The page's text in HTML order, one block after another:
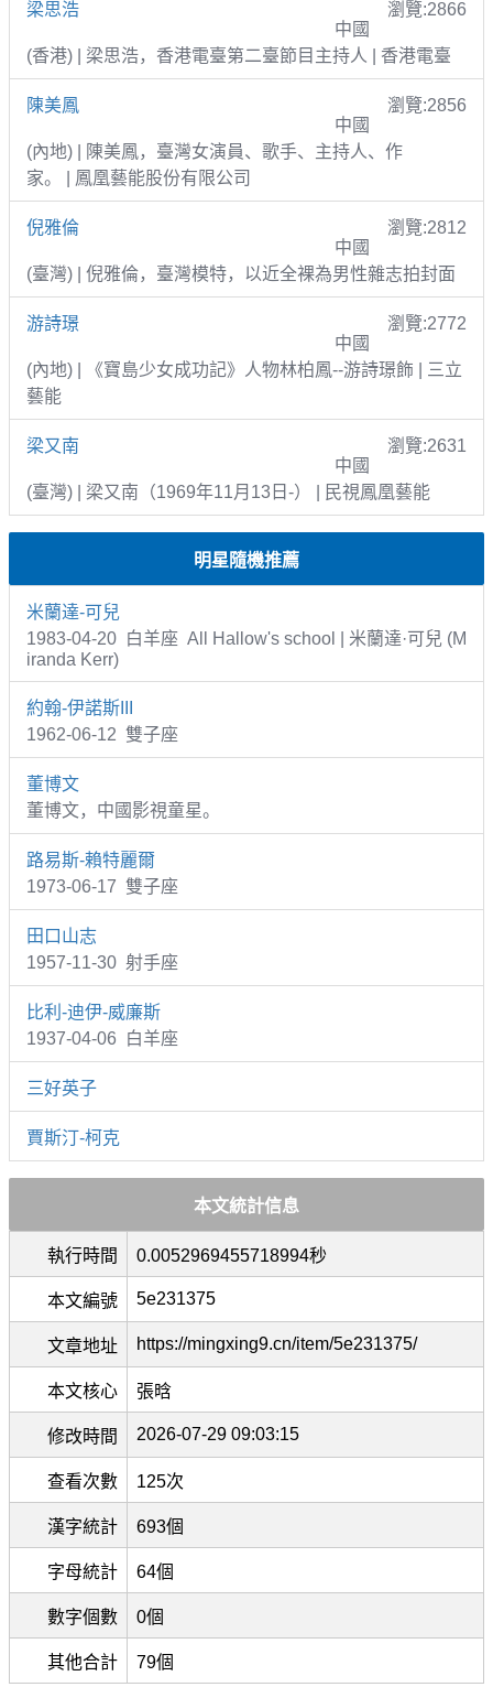
梁思浩
瀏覽:2866
中國
(香港) | 梁思浩，香港電臺第二臺節目主持人 | 香港電臺
陳美鳳
瀏覽:2856
中國
(內地) | 陳美鳳，臺灣女演員、歌手、主持人、作
家。 | 鳳凰藝能股份有限公司
倪雅倫
瀏覽:2812
中國
(臺灣) | 倪雅倫，臺灣模特，以近全裸為男性雜志拍封面
游詩璟
瀏覽:2772
中國
(內地) | 《寶島少女成功記》人物林柏鳳--游詩璟飾 | 三立
藝能
梁又南
瀏覽:2631
中國
(臺灣) | 梁又南（1969年11月13日-） | 民視鳳凰藝能
明星隨機推薦
米蘭達-可兒
1983-04-20 白羊座 All Hallow's school | 米蘭達·可兒 (M
iranda Kerr)
約翰-伊諾斯III
1962-06-12 雙子座
董博文
董博文，中國影視童星。
路易斯-賴特麗爾
1973-06-17 雙子座
田口山志
1957-11-30 射手座
比利-迪伊-威廉斯
1937-04-06 白羊座
三好英子
賈斯汀-柯克
本文統計信息
執行時間 0.0052969455718994秒
本文編號 5e231375
文章地址 https://mingxing9.cn/item/5e231375/
本文核心 張晗
修改時間 2026-07-29 09:03:15
查看次數 125次
漢字統計 693個
字母統計 64個
數字個數 0個
其他合計 79個